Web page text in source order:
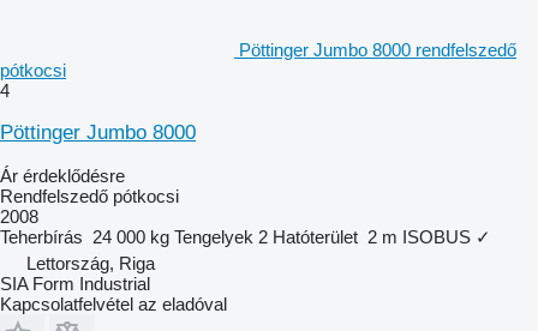
Pöttinger Jumbo 8000 rendfelszedő
pótkocsi
4
Pöttinger Jumbo 8000
Ár érdeklődésre
Rendfelszedő pótkocsi
2008
Teherbírás 24 000 kg Tengelyek 2 Hatóterület 2 m ISOBUS ✓
Lettország, Riga
SIA Form Industrial
Kapcsolatfelvétel az eladóval